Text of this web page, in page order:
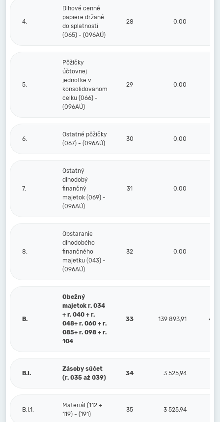
4.
Dlhové cenné
papiere držané
do splatnosti
(065) - (096AÚ)
28 0,00
5.
Pôžičky
účtovnej
jednotke v
konsolidovanom
celku (066) -
(096AÚ)
29 0,00
6.
Ostatné pôžičky
(067) - (096AÚ)
30 0,00
7.
Ostatný
dlhodobý
finančný
majetok (069) -
(096AÚ)
31 0,00
8.
Obstaranie
dlhodobého
finančného
majetku (043) -
(096AÚ)
32 0,00
B.
Obežný
majetok r. 034
+ r. 040 + r.
048+ r. 060 + r.
085+ r. 098 + r.
104
33 139 893,91 44
B.I.
Zásoby súčet
(r. 035 až 039)
34 3 525,94
B.I.1.
Materiál (112 +
119) - (191)
35 3 525,94